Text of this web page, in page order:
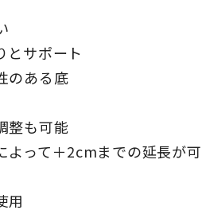
サポート
のある底
整も可能
って＋2cmまでの延長が可
用